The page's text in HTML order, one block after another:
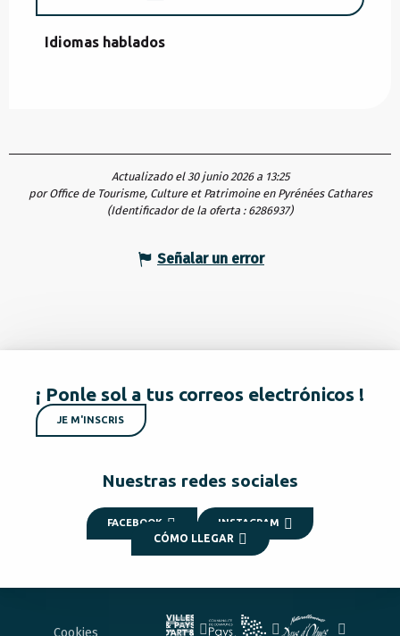
Idiomas hablados
Idiomas hablados
Actualizado el 30 junio 2026 a 13:25
por Office de Tourisme, Culture et Patrimoine en Pyrénées Cathares
(Identificador de la oferta : 6286937)
Señalar un error
¡ Ponle sol a tus correos electrónicos !
JE M'INSCRIS
Nuestras redes sociales
FACEBOOK INSTAGRAM
CÓMO LLEGAR
Cookies